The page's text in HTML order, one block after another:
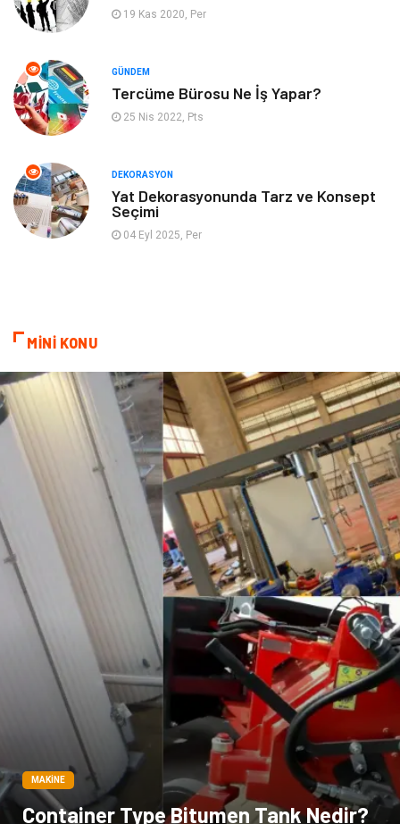
Hizmet
Mobilya
İnternet
Nakliyat
Hediyelik Eşya
Basın Yayın
Telekomünikasyon Markalar
İthalat İhracat
Dernekler ve Birlikler
19 Kas 2020, Per
GÜNDEM
Tercüme Bürosu Ne İş Yapar?
25 Nis 2022, Pts
DEKORASYON
Yat Dekorasyonunda Tarz ve Konsept
Seçimi
04 Eyl 2025, Per
MİNİ KONU
MAKINE
Container Type Bitumen Tank Nedir?